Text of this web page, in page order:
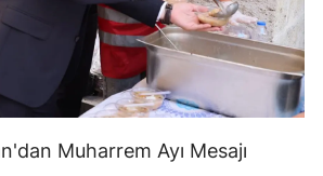
Muharrem Ayı Mesajı